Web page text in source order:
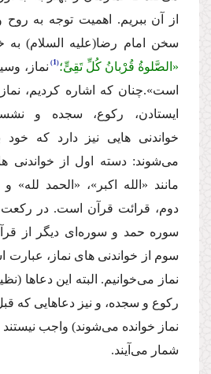
از آن ببریم. اهمیت توجه به روح
سخن امام رضا(علیه السلام)به
«الصَّلوةُ قُرْبانُ كُلِّ تَقِىٍّ؛ 1 نماز،
است».چنان كه اشاره كردیم،
ایستادن، ركوع، سجده و
خواندنى هایى نیز دارد كه
مى‌شوند: دسته اول از خواندنى
مانند «الله اكبر»، «الحمد لله»
دوم، قرائت قرآن است. در ركعت
سوره حمد و سوره‌اى دیگر از
سوم از خواندنى هاى نماز، عبارت
نماز مى‌خوانیم. البته این دعاها
ركوع و سجده، و نیز دعاهایى كه قبل
نماز خوانده مى‌شوند) واجب
شمار مى‌آیند.